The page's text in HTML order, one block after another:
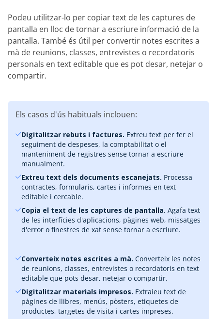
Podeu utilitzar-lo per copiar text de les captures de
pantalla en lloc de tornar a escriure informació de la
pantalla. També és útil per convertir notes escrites a
mà de reunions, classes, entrevistes o recordatoris
personals en text editable que es pot desar, netejar o
compartir.
Els casos d'ús habituals inclouen:
Digitalitzar rebuts i factures. Extreu text per fer el
seguiment de despeses, la comptabilitat o el
manteniment de registres sense tornar a escriure
manualment.
Extreu text dels documents escanejats. Processa
contractes, formularis, cartes i informes en text
editable i cercable.
Copia el text de les captures de pantalla. Agafa text
de les interfícies d'aplicacions, pàgines web, missatges
d'error o finestres de xat sense tornar a escriure.
Converteix notes escrites a mà. Converteix les notes
de reunions, classes, entrevistes o recordatoris en text
editable que pots desar, netejar o compartir.
Digitalitzar materials impresos. Extraieu text de
pàgines de llibres, menús, pòsters, etiquetes de
productes, targetes de visita i cartes impreses.